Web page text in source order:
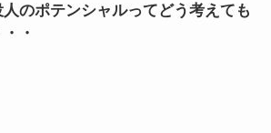
のポテンシャルってどう考えても
・